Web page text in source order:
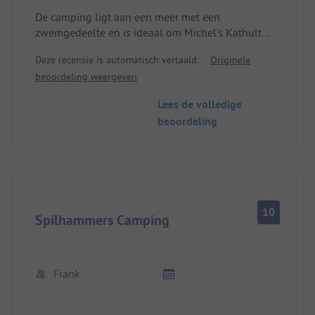
De camping ligt aan een meer met een
zwemgedeelte en is ideaal om Michel's Kathult
Het sanitair is schoon, maar een beetje krap als de
camping vol is. Als de douchekaart op is tijdens
nog een keer komen omdat onze kampeerplaats
zo mooi gelegen was op een kleine open plek in
Deze recensie is automatisch vertaald.
Originele
beoordeling weergeven
Lees de volledige
beoordeling
Spilhammers Camping 10
Frank